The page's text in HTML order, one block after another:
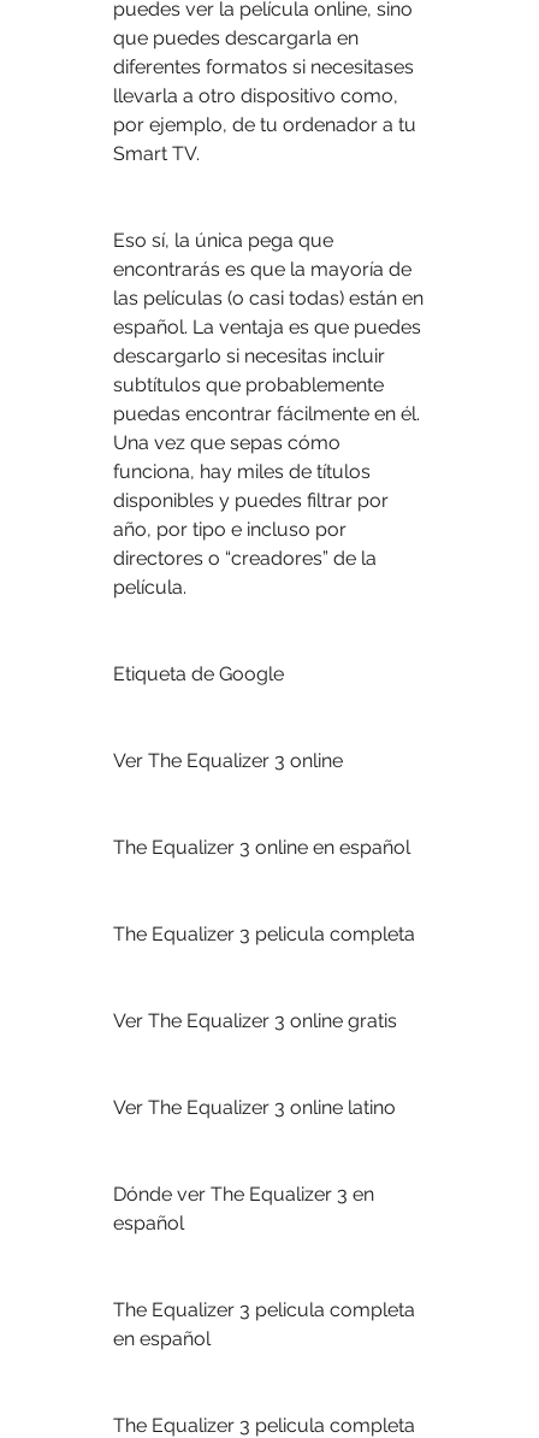
puedes ver la película online, sino
que puedes descargarla en
diferentes formatos si necesitases
llevarla a otro dispositivo como,
por ejemplo, de tu ordenador a tu
Smart TV.
Eso sí, la única pega que
encontrarás es que la mayoría de
las películas (o casi todas) están en
español. La ventaja es que puedes
descargarlo si necesitas incluir
subtítulos que probablemente
puedas encontrar fácilmente en él.
Una vez que sepas cómo
funciona, hay miles de títulos
disponibles y puedes filtrar por
año, por tipo e incluso por
directores o “creadores” de la
película.
Etiqueta de Google
Ver The Equalizer 3 online
The Equalizer 3 online en español
The Equalizer 3 pelicula completa
Ver The Equalizer 3 online gratis
Ver The Equalizer 3 online latino
Dónde ver The Equalizer 3 en
español
The Equalizer 3 pelicula completa
en español
The Equalizer 3 pelicula completa